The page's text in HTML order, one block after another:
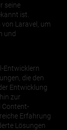
seine
ist.
Laravel, um
und
Entwicklern
die den
Entwicklung
zur
Content-
Erfahrung
Lösungen